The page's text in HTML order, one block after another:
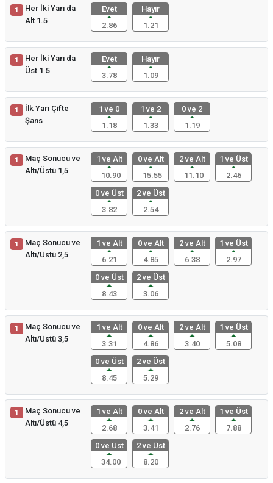
1
Her İki Yarı da
Alt 1.5
Evet
2.86
Hayır
1.21
1
Her İki Yarı da
Üst 1.5
Evet
3.78
Hayır
1.09
1
İlk Yarı Çifte
Şans
1 ve 0
1.18
1 ve 2
1.33
0 ve 2
1.19
1
Maç Sonucu ve
Altı/Üstü 1,5
1 ve Alt
10.90
0 ve Alt
15.55
2 ve Alt
11.10
1 ve Üst
2.46
0 ve Üst
3.82
2 ve Üst
2.54
1
Maç Sonucu ve
Altı/Üstü 2,5
1 ve Alt
6.21
0 ve Alt
4.85
2 ve Alt
6.38
1 ve Üst
2.97
0 ve Üst
8.43
2 ve Üst
3.06
1
Maç Sonucu ve
Altı/Üstü 3,5
1 ve Alt
3.31
0 ve Alt
4.86
2 ve Alt
3.40
1 ve Üst
5.08
0 ve Üst
8.45
2 ve Üst
5.29
1
Maç Sonucu ve
Altı/Üstü 4,5
1 ve Alt
2.68
0 ve Alt
3.41
2 ve Alt
2.76
1 ve Üst
7.88
0 ve Üst
34.00
2 ve Üst
8.20